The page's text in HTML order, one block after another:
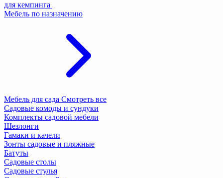
для кемпинга
Мебель по назначению
Мебель для сада Смотреть все
Садовые комоды и сундуки
Комплекты садовой мебели
Шезлонги
Гамаки и качели
Зонты садовые и пляжные
Батуты
Садовые столы
Садовые стулья